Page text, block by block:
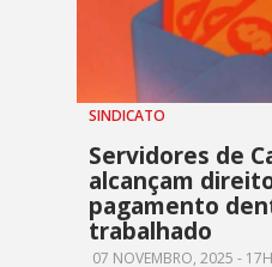
SINDICATO
Servidores de
alcançam
pagamento
trabalhado
07 NOVEMBRO, 2025 -